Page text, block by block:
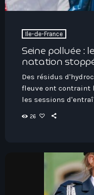
Ile-de-France
Seine polluée :
natation
Des résidus
fleuve ont contraint
les sessions
26